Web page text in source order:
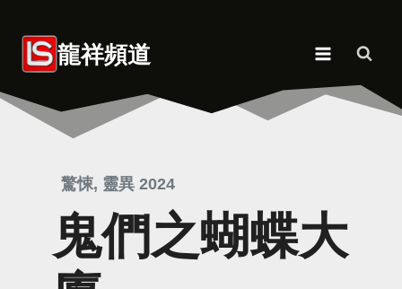
content 龍祥頻道
驚悚, 靈異 2024
鬼們之蝴蝶大